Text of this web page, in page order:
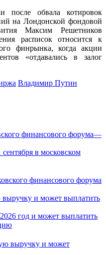
после обвала котировок
на Лондонской фондовой
Максим Решетников
расписок относится к
финрынка, когда акции
«отдавались в залог
Владимир Путин
финансового форума—
в московском
выручку и может выплатить
год и может выплатить